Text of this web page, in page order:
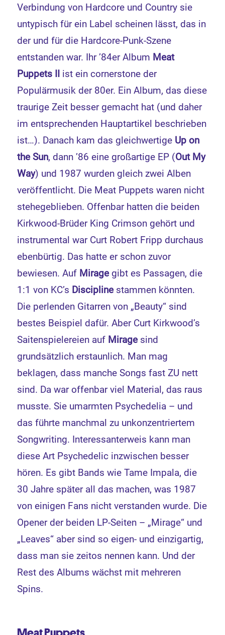
Verbindung von Hardcore und Country sie
untypisch für ein Label scheinen lässt, das in
der und für die Hardcore-Punk-Szene
entstanden war. Ihr ’84er Album Meat
Puppets II ist ein cornerstone der
Populärmusik der 80er. Ein Album, das diese
traurige Zeit besser gemacht hat (und daher
im entsprechenden Hauptartikel beschrieben
ist…). Danach kam das gleichwertige Up on
the Sun, dann ’86 eine großartige EP (Out My
Way) und 1987 wurden gleich zwei Alben
veröffentlicht. Die Meat Puppets waren nicht
stehegeblieben. Offenbar hatten die beiden
Kirkwood-Brüder King Crimson gehört und
instrumental war Curt Robert Fripp durchaus
ebenbürtig. Das hatte er schon zuvor
bewiesen. Auf Miragegibt es Passagen, die
1:1 von KC’s Disciplinestammen könnten.
Die perlenden Gitarren von „Beauty“ sind
bestes Beispiel dafür. Aber Curt Kirkwood’s
Saitenspielereien auf Miragesind
grundsätzlich erstaunlich. Man mag
beklagen, dass manche Songs fast ZU nett
sind. Da war offenbar viel Material, das raus
musste. Sie umarmten Psychedelia – und
das führte manchmal zu unkonzentriertem
Songwriting. Interessanterweis kann man
diese Art Psychedelic inzwischen besser
hören. Es gibt Bands wie Tame Impala, die
30 Jahre später all das machen, was 1987
von einigen Fans nicht verstanden wurde. Die
Opener der beiden LP-Seiten – „Mirage“ und
„Leaves“ aber sind so eigen- und einzigartig,
dass man sie zeitos nennen kann. Und der
Rest des Albums wächst mit mehreren
Spins.